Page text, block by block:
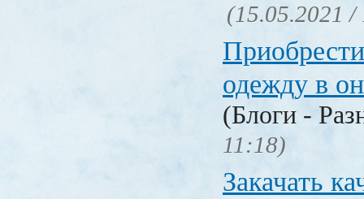
(15.05.2021 /
одежду в
(Блоги -
11:18)
Закачать